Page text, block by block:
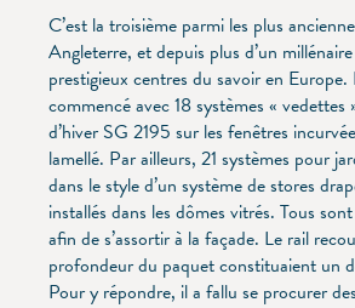
C’est la troisième parmi les plus
Angleterre, et depuis plus d’un millénaire
prestigieux centres du savoir en Europe.
commencé avec 18 systèmes « vedettes
d’hiver SG 2195 sur les fenêtres
lamellé. Par ailleurs, 21 systèmes pour
dans le style d’un système de stores
installés dans les dômes vitrés. Tous
afin de s’assortir à la façade. Le rail
profondeur du paquet constituaient un
Pour y répondre, il a fallu se procurer